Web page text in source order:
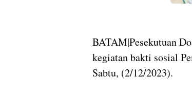
BATAM|Pesekutuan
kegiatan bakti sosial
Sabtu, (2/12/2023).